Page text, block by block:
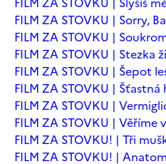
FILM ZA STOVKU | Sorry,
FILM ZA STOVKU |
FILM ZA STOVKU | Stezka
FILM ZA STOVKU | Šepot
FILM ZA STOVKU | Šťastná
FILM ZA STOVKU |
FILM ZA STOVKU | Věříme
FILM ZA STOVKU! | Tři
FILM ZA STOVKU! |